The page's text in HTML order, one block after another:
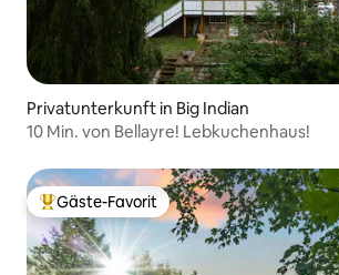
Privatunterkunft in Big Indian
10 Min. von Bellayre! Lebkuchenhaus!
Beliebter Gäste-Favorit.
Gäste-Favorit